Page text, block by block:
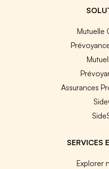
Mutuelle
Assurances
SERVICES
Explorer